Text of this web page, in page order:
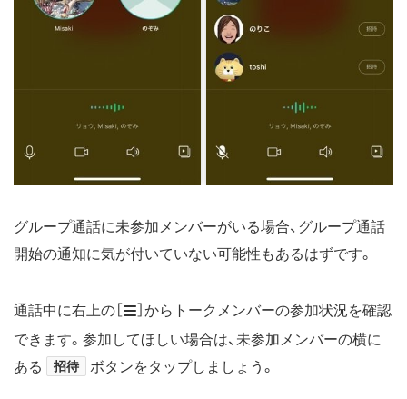
グループ通話に未参加メンバーがいる場合、グループ通話
開始の通知に気が付いていない可能性もあるはずです。
通話中に右上の［
］からトークメンバーの参加状況を確認
できます。参加してほしい場合は、未参加メンバーの横に
ある
招待 ボタンをタップしましょう。